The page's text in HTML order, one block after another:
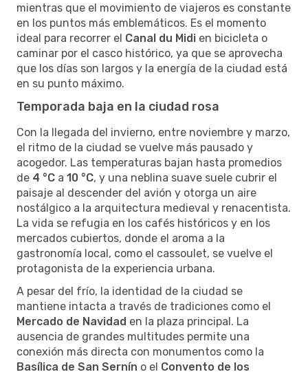
mientras que el movimiento de viajeros es constante
en los puntos más emblemáticos. Es el momento
ideal para recorrer el Canal du Midi en bicicleta o
caminar por el casco histórico, ya que se aprovecha
que los días son largos y la energía de la ciudad está
en su punto máximo.
Temporada baja en la ciudad rosa
Con la llegada del invierno, entre noviembre y marzo,
el ritmo de la ciudad se vuelve más pausado y
acogedor. Las temperaturas bajan hasta promedios
de 4 °C a 10 °C, y una neblina suave suele cubrir el
paisaje al descender del avión y otorga un aire
nostálgico a la arquitectura medieval y renacentista.
La vida se refugia en los cafés históricos y en los
mercados cubiertos, donde el aroma a la
gastronomía local, como el cassoulet, se vuelve el
protagonista de la experiencia urbana.
A pesar del frío, la identidad de la ciudad se
mantiene intacta a través de tradiciones como el
Mercado de Navidad en la plaza principal. La
ausencia de grandes multitudes permite una
conexión más directa con monumentos como la
Basílica de San Sernín o el Convento de los